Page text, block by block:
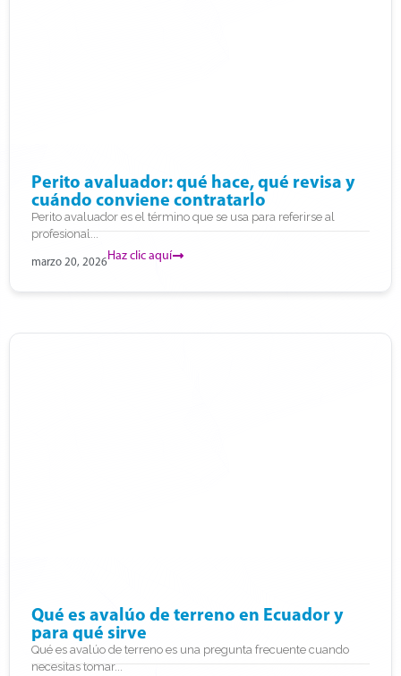
Perito avaluador: qué hace, qué revisa y
cuándo conviene contratarlo
Perito avaluador es el término que se usa para referirse al
profesional...
marzo 20, 2026Haz clic aquí
Qué es avalúo de terreno en Ecuador y
para qué sirve
Qué es avalúo de terreno es una pregunta frecuente cuando
necesitas tomar...